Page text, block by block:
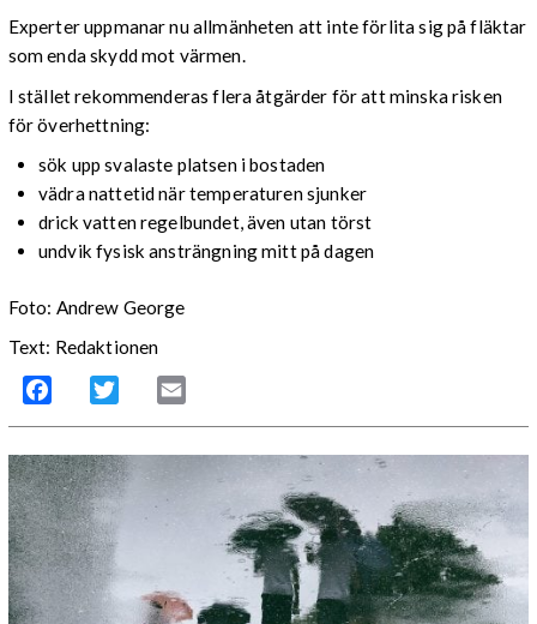
Experter uppmanar nu allmänheten att inte förlita sig på fläktar
som enda skydd mot värmen.
I stället rekommenderas flera åtgärder för att minska risken
för överhettning:
sök upp svalaste platsen i bostaden
vädra nattetid när temperaturen sjunker
drick vatten regelbundet, även utan törst
undvik fysisk ansträngning mitt på dagen
Foto: Andrew George
Text: Redaktionen
Facebook Twitter